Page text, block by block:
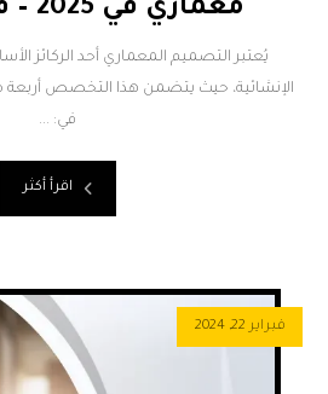
معماري في 2025 – قيمة جروب
يُعتبر التصميم المعماري أحد الركائز
الإنشائية، حيث يتضمن هذا التخصص أربعة
في: ...
اقرأ أكثر
فبراير 22, 2024